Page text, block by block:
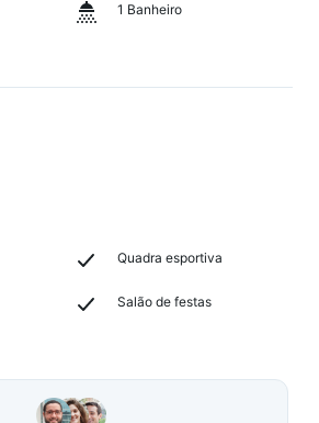
1 Banheiro
Quadra esportiva
Salão de festas